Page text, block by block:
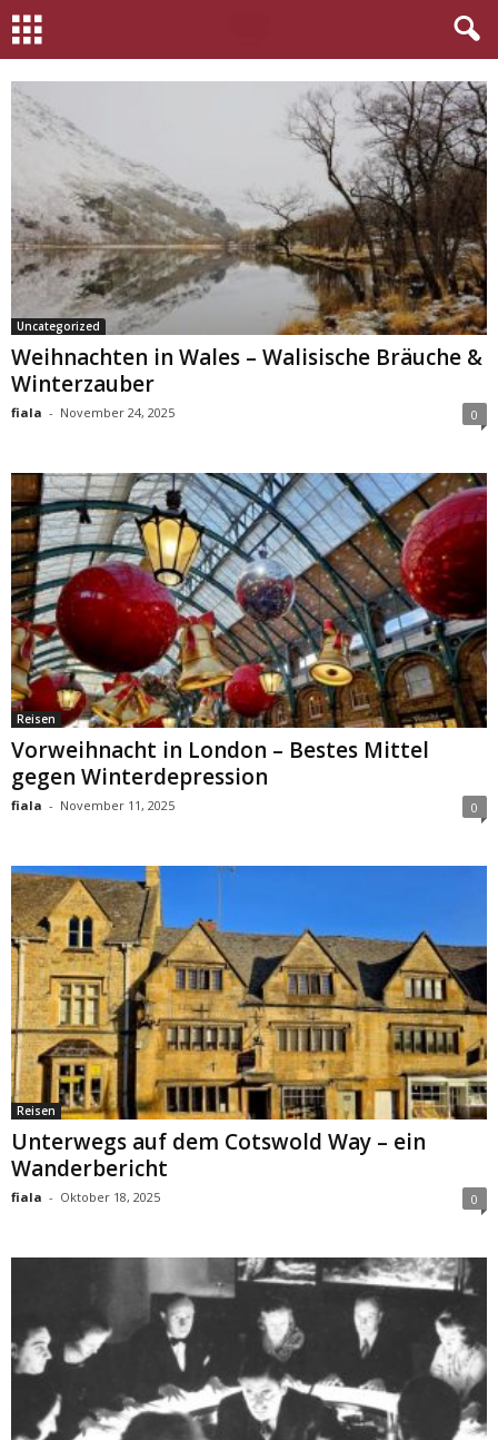
Uncategorized
Weihnachten in Wales – Walisische Bräuche &
Winterzauber
fiala - November 24, 2025 0
Reisen
Vorweihnacht in London – Bestes Mittel
gegen Winterdepression
fiala - November 11, 2025 0
Reisen
Unterwegs auf dem Cotswold Way – ein
Wanderbericht
fiala - Oktober 18, 2025 0